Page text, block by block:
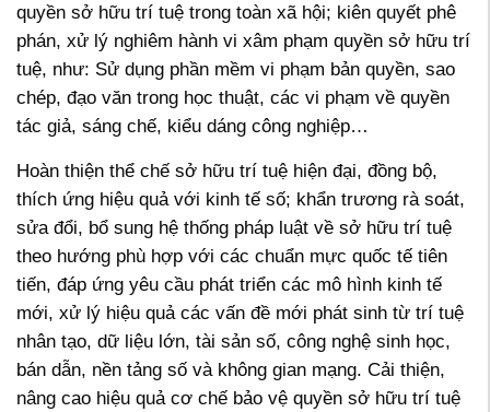
quyền sở hữu trí tuệ trong toàn xã hội; kiên quyết phê
phán, xử lý nghiêm hành vi xâm phạm quyền sở hữu trí
tuệ, như: Sử dụng phần mềm vi phạm bản quyền, sao
chép, đạo văn trong học thuật, các vi phạm về quyền
tác giả, sáng chế, kiểu dáng công nghiệp…
Hoàn thiện thể chế sở hữu trí tuệ hiện đại, đồng bộ,
thích ứng hiệu quả với kinh tế số; khẩn trương rà soát,
sửa đổi, bổ sung hệ thống pháp luật về sở hữu trí tuệ
theo hướng phù hợp với các chuẩn mực quốc tế tiên
tiến, đáp ứng yêu cầu phát triển các mô hình kinh tế
mới, xử lý hiệu quả các vấn đề mới phát sinh từ trí tuệ
nhân tạo, dữ liệu lớn, tài sản số, công nghệ sinh học,
bán dẫn, nền tảng số và không gian mạng. Cải thiện,
nâng cao hiệu quả cơ chế bảo vệ quyền sở hữu trí tuệ